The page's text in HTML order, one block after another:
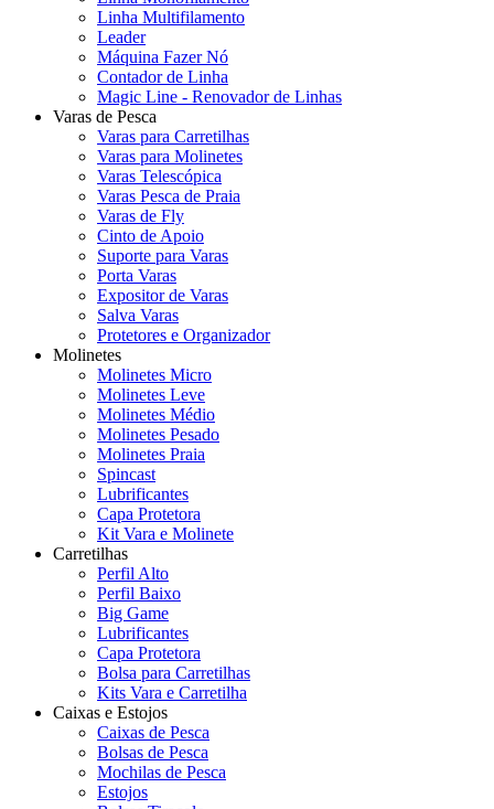
Linha Multifilamento
Leader
Máquina Fazer Nó
Contador de Linha
Magic Line - Renovador de Linhas
Varas de Pesca
Varas para Carretilhas
Varas para Molinetes
Varas Telescópica
Varas Pesca de Praia
Varas de Fly
Cinto de Apoio
Suporte para Varas
Porta Varas
Expositor de Varas
Salva Varas
Protetores e Organizador
Molinetes
Molinetes Micro
Molinetes Leve
Molinetes Médio
Molinetes Pesado
Molinetes Praia
Spincast
Lubrificantes
Capa Protetora
Kit Vara e Molinete
Carretilhas
Perfil Alto
Perfil Baixo
Big Game
Lubrificantes
Capa Protetora
Bolsa para Carretilhas
Kits Vara e Carretilha
Caixas e Estojos
Caixas de Pesca
Bolsas de Pesca
Mochilas de Pesca
Estojos